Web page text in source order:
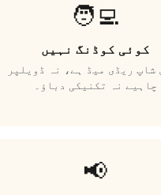
🧑‍💻
کوئی کوڈنگ نہیں
شاپ ریڈی میڈ ہے، نہ ڈویلپر
چاہیے نہ تکنیکی دباؤ۔
📢